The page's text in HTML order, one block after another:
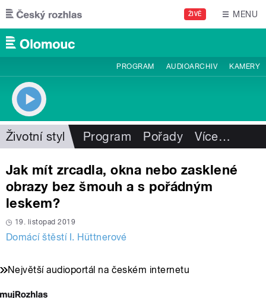
Přejít k hlavnímu obsahu
ŽIVĚ MENU
PROGRAM AUDIOARCHIV KAMERY
Životní styl Program Pořady Více…
Jak mít zrcadla, okna nebo zasklené
obrazy bez šmouh a s pořádným
leskem?
19. listopad 2019
Domácí štěstí I. Hüttnerové
Největší audioportál na českém internetu